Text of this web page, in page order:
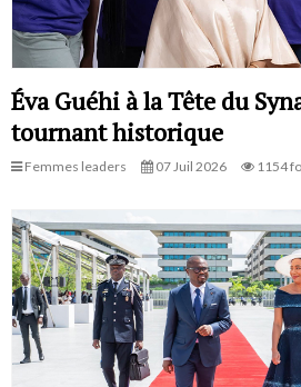
Éva Guéhi à la Tête du
tournant historique
Femmes leaders 07 Juil 2026 1154